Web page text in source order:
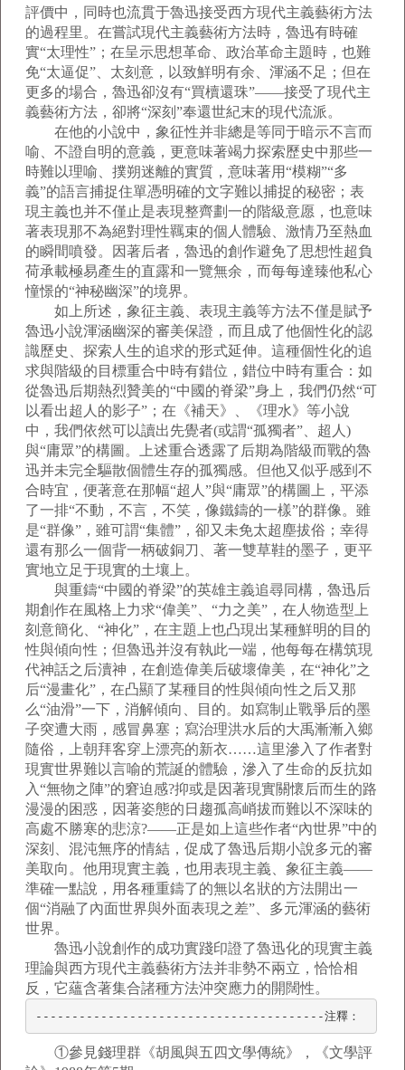
評價中，同時也流貫于魯迅接受西方現代主義藝術方法
的過程里。在嘗試現代主義藝術方法時，魯迅有時確
實“太理性”；在呈示思想革命、政治革命主題時，也難
免“太逼促”、太刻意，以致鮮明有余、渾涵不足；但在
更多的場合，魯迅卻沒有“買櫝還珠”——接受了現代主
義藝術方法，卻將“深刻”奉還世紀末的現代流派。
在他的小說中，象征性并非總是等同于暗示不言而
喻、不證自明的意義，更意味著竭力探索歷史中那些一
時難以理喻、撲朔迷離的實質，意味著用“模糊”“多
義”的語言捕捉住單憑明確的文字難以捕捉的秘密；表
現主義也并不僅止是表現整齊劃一的階級意愿，也意味
著表現那不為絕對理性羈束的個人體驗、激情乃至熱血
的瞬間噴發。因著后者，魯迅的創作避免了思想性超負
荷承載極易產生的直露和一覽無余，而每每達臻他私心
憧憬的“神秘幽深”的境界。
如上所述，象征主義、表現主義等方法不僅是賦予
魯迅小說渾涵幽深的審美保證，而且成了他個性化的認
識歷史、探索人生的追求的形式延伸。這種個性化的追
求與階級的目標重合中時有錯位，錯位中時有重合：如
從魯迅后期熱烈贊美的“中國的脊梁”身上，我們仍然“可
以看出超人的影子”；在《補天》、《理水》等小說
中，我們依然可以讀出先覺者(或謂“孤獨者”、超人)
與“庸眾”的構圖。上述重合透露了后期為階級而戰的魯
迅并未完全驅散個體生存的孤獨感。但他又似乎感到不
合時宜，便著意在那幅“超人”與“庸眾”的構圖上，平添
了一排“不動，不言，不笑，像鐵鑄的一樣”的群像。雖
是“群像”，雖可謂“集體”，卻又未免太超塵拔俗；幸得
還有那么一個背一柄破銅刀、著一雙草鞋的墨子，更平
實地立足于現實的土壤上。
與重鑄“中國的脊梁”的英雄主義追尋同構，魯迅后
期創作在風格上力求“偉美”、“力之美”，在人物造型上
刻意簡化、“神化”，在主題上也凸現出某種鮮明的目的
性與傾向性；但魯迅并沒有執此一端，他每每在構筑現
代神話之后瀆神，在創造偉美后破壞偉美，在“神化”之
后“漫畫化”，在凸顯了某種目的性與傾向性之后又那
么“油滑”一下，消解傾向、目的。如寫制止戰爭后的墨
子突遭大雨，感冒鼻塞；寫治理洪水后的大禹漸漸入鄉
隨俗，上朝拜客穿上漂亮的新衣……這里滲入了作者對
現實世界難以言喻的荒誕的體驗，滲入了生命的反抗如
入“無物之陣”的窘迫感?抑或是因著現實關懷后而生的路
漫漫的困惑，因著姿態的日趨孤高峭拔而難以不深味的
高處不勝寒的悲涼?——正是如上這些作者“內世界”中的
深刻、混沌無序的情結，促成了魯迅后期小說多元的審
美取向。他用現實主義，也用表現主義、象征主義——
準確一點說，用各種重鑄了的無以名狀的方法開出一
個“消融了內面世界與外面表現之差”、多元渾涵的藝術
世界。
魯迅小說創作的成功實踐印證了魯迅化的現實主義
理論與西方現代主義藝術方法并非勢不兩立，恰恰相
反，它蘊含著集合諸種方法沖突應力的開闊性。
----------------------------------------注釋：
①參見錢理群《胡風與五四文學傳統》，《文學評